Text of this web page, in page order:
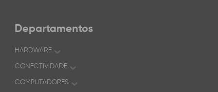
Departamentos
HARDWARE
CONECTIVIDADE
COMPUTADORES